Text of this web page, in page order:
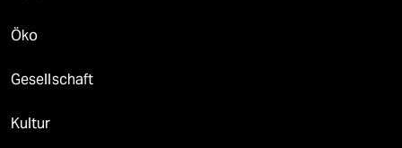
Öko
Gesellschaft
Kultur